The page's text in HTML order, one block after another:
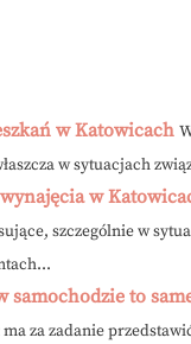
w Katowicach
w sytuacjach
w
szczególnie w
samochodzie to
za zadanie